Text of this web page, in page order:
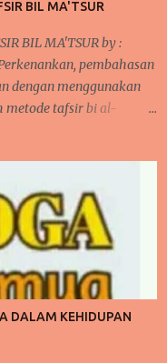
BIL MA'TSUR
BIL MA'TSUR by :
pembahasan
dengan menggunakan
metode tafsir bi al-
terlihat di banyak
ayat. Kita akan
secara bahasa Arab "
sehingga bentuk
penjelasan ini
oleh Muhammad Ali.
ilmu dalam
ayat al-Qur'an yang
DALAM KEHIDUPAN